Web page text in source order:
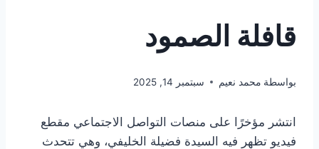
قافلة الصمود
بواسطة محمد نعيم سبتمبر 14, 2025
انتشر مؤخرًا على منصات التواصل الاجتماعي مقطع
فيديو تظهر فيه السيدة فضيلة الخليفي، وهي تتحدث